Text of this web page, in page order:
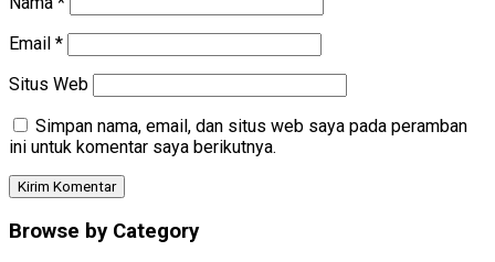
Email *
Situs Web
Simpan nama, email, dan situs web saya pada peramban
ini untuk komentar saya berikutnya.
Browse by Category